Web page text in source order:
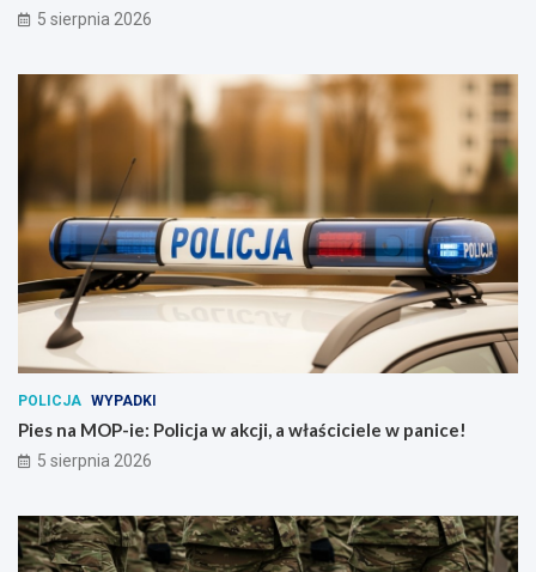
5 sierpnia 2026
POLICJA WYPADKI
Pies na MOP-ie: Policja w akcji, a właściciele w panice!
5 sierpnia 2026